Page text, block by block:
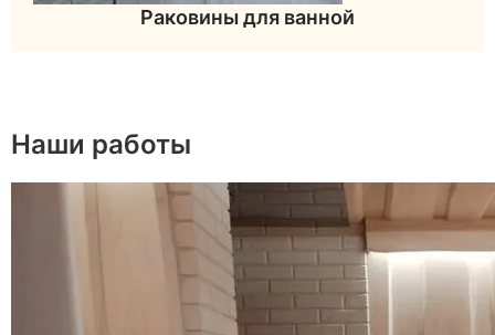
Раковины для ванной
Наши работы